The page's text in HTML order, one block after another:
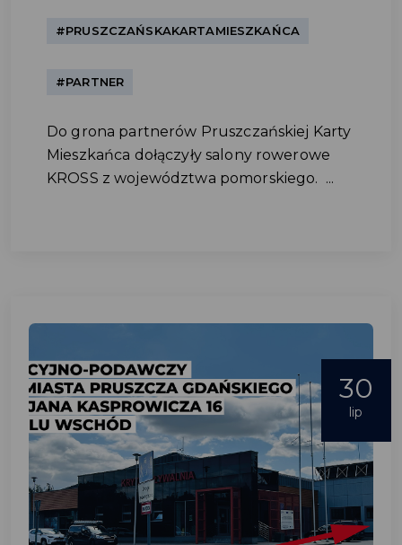
#PRUSZCZAŃSKAKARTAMIESZKAŃCA
#PARTNER
Do grona partnerów Pruszczańskiej Karty
Mieszkańca dołączyły salony rowerowe
KROSS z województwa pomorskiego. ...
30
lip